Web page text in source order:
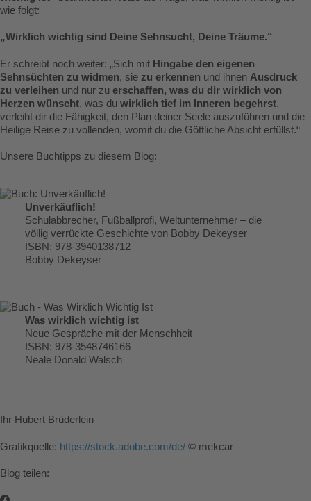
wie folgt:
„Wirklich wichtig sind Deine Sehnsucht, Deine Träume.“
Er schreibt noch weiter: „Sich mit Hingabe den eigenen
Sehnsüchten zu widmen, sie zu erkennen und ihnen Ausdruck
zu verleihen und nur zu erschaffen, was du dir wirklich von
Herzen wünscht, was du wirklich tief im Inneren begehrst,
verleiht dir die Fähigkeit, den Plan deiner Seele auszuführen und die
Heilige Reise zu vollenden, womit du die Göttliche Absicht erfüllst.“
Unsere Buchtipps zu diesem Blog:
Unverkäuflich!
Schulabbrecher, Fußballprofi, Weltunternehmer – die
völlig verrückte Geschichte von Bobby Dekeyser
ISBN: 978-3940138712
Bobby Dekeyser
Was wirklich wichtig ist
Neue Gespräche mit der Menschheit
ISBN: 978-3548746166
Neale Donald Walsch
Ihr Hubert Brüderlein
Grafikquelle: https://stock.adobe.com/de/ © mekcar
Blog teilen: